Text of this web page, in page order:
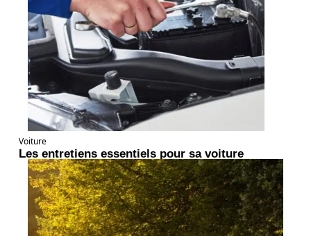
Voiture
Les entretiens essentiels pour sa voiture